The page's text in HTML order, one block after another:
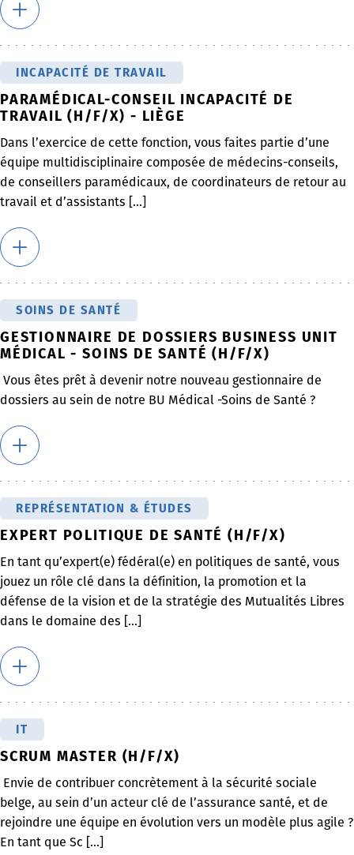
INCAPACITÉ DE TRAVAIL
PARAMÉDICAL-CONSEIL INCAPACITÉ DE
TRAVAIL (H/F/X) - LIÈGE
Dans l’exercice de cette fonction, vous faites partie d’une
équipe multidisciplinaire composée de médecins-conseils,
de conseillers paramédicaux, de coordinateurs de retour au
travail et d’assistants [...]
SOINS DE SANTÉ
GESTIONNAIRE DE DOSSIERS BUSINESS UNIT
MÉDICAL - SOINS DE SANTÉ (H/F/X)
Vous êtes prêt à devenir notre nouveau gestionnaire de
dossiers au sein de notre BU Médical -Soins de Santé ?
REPRÉSENTATION & ÉTUDES
EXPERT POLITIQUE DE SANTÉ (H/F/X)
En tant qu’expert(e) fédéral(e) en politiques de santé, vous
jouez un rôle clé dans la définition, la promotion et la
défense de la vision et de la stratégie des Mutualités Libres
dans le domaine des [...]
IT
SCRUM MASTER (H/F/X)
Envie de contribuer concrètement à la sécurité sociale
belge, au sein d’un acteur clé de l’assurance santé, et de
rejoindre une équipe en évolution vers un modèle plus agile ?
En tant que Sc [...]